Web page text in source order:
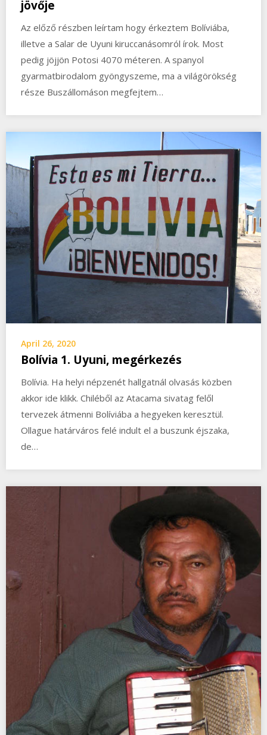
jövője
Az előző részben leírtam hogy érkeztem Bolíviába,
illetve a Salar de Uyuni kiruccanásomról írok. Most
pedig jöjjön Potosi 4070 méteren. A spanyol
gyarmatbirodalom gyöngyszeme, ma a világörökség
része Buszállomáson megfejtem…
April 26, 2020
Bolívia 1. Uyuni, megérkezés
Bolívia. Ha helyi népzenét hallgatnál olvasás közben
akkor ide klikk. Chiléből az Atacama sivatag felől
tervezek átmenni Bolíviába a hegyeken keresztül.
Ollague határváros felé indult el a buszunk éjszaka,
de…